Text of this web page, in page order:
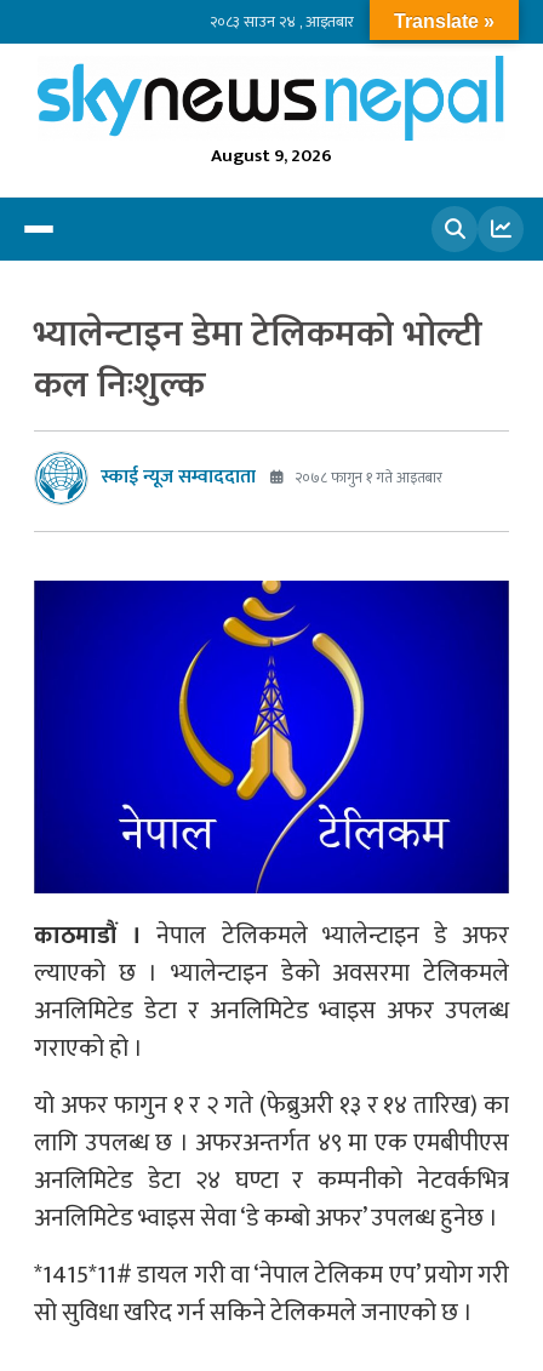
२०८३ साउन २४ , आइतबार
August 9, 2026
भ्यालेन्टाइन डेमा टेलिकमको भोल्टी
कल निःशुल्क
स्काई न्यूज सम्वाददाता २०७८ फागुन १ गते आइतबार
काठमाडौं । नेपाल टेलिकमले भ्यालेन्टाइन डे अफर
ल्याएको छ । भ्यालेन्टाइन डेको अवसरमा टेलिकमले
अनलिमिटेड डेटा र अनलिमिटेड भ्वाइस अफर उपलब्ध
गराएको हो ।
यो अफर फागुन १ र २ गते (फेब्रुअरी १३ र १४ तारिख) का
लागि उपलब्ध छ । अफरअन्तर्गत ४९ मा एक एमबीपीएस
अनलिमिटेड डेटा २४ घण्टा र कम्पनीको नेटवर्कभित्र
अनलिमिटेड भ्वाइस सेवा ‘डे कम्बो अफर’ उपलब्ध हुनेछ ।
*1415*11# डायल गरी वा ‘नेपाल टेलिकम एप’ प्रयोग गरी
सो सुविधा खरिद गर्न सकिने टेलिकमले जनाएको छ ।
Translate »